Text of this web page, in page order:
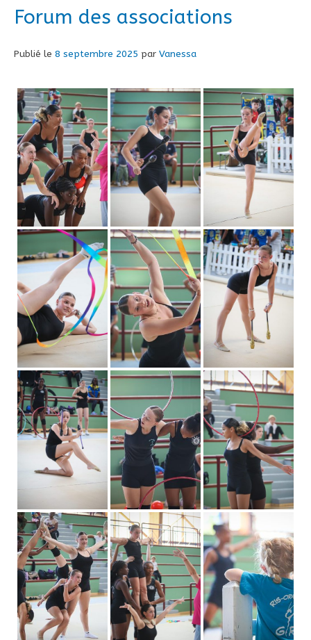
Forum des associations
Publié le 8 septembre 2025 par Vanessa